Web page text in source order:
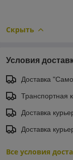
Скрыть
Условия
Доставка
Транспортная
Доставка
Доставка
Все условия